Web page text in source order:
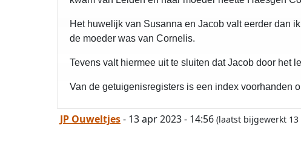
Het huwelijk van Susanna en Jacob valt eerder dan
de moeder was van Cornelis.
Tevens valt hiermee uit te sluiten dat Jacob door het
Van de getuigenisregisters is een index voorhanden
JP Ouweltjes- 13 apr 2023 - 14:56 (laatst bijgewerkt